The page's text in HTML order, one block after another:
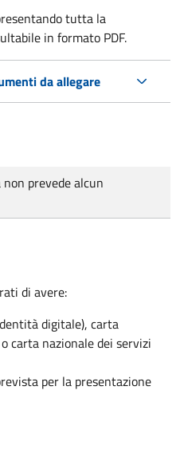
tutta la
in formato PDF.
da allegare
prevede alcun
di avere:
digitale), carta
carta nazionale dei servizi
per la presentazione